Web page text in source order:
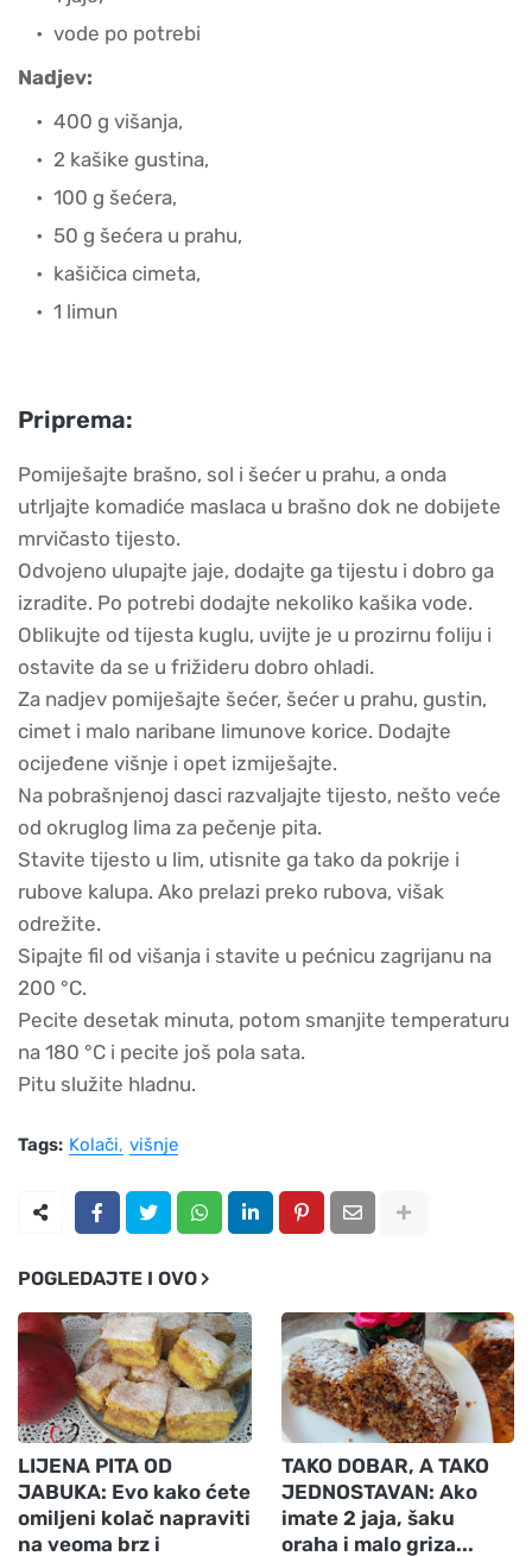
vode po potrebi
Nadjev:
400 g višanja,
2 kašike gustina,
100 g šećera,
50 g šećera u prahu,
kašičica cimeta,
1 limun
Priprema:
Pomiješajte brašno, sol i šećer u prahu, a onda
utrljajte komadiće maslaca u brašno dok ne dobijete
mrvičasto tijesto.
Odvojeno ulupajte jaje, dodajte ga tijestu i dobro ga
izradite. Po potrebi dodajte nekoliko kašika vode.
Oblikujte od tijesta kuglu, uvijte je u prozirnu foliju i
ostavite da se u frižideru dobro ohladi.
Za nadjev pomiješajte šećer, šećer u prahu, gustin,
cimet i malo naribane limunove korice. Dodajte
ocijeđene višnje i opet izmiješajte.
Na pobrašnjenoj dasci razvaljajte tijesto, nešto veće
od okruglog lima za pečenje pita.
Stavite tijesto u lim, utisnite ga tako da pokrije i
rubove kalupa. Ako prelazi preko rubova, višak
odrežite.
Sipajte fil od višanja i stavite u pećnicu zagrijanu na
200 °C.
Pecite desetak minuta, potom smanjite temperaturu
na 180 °C i pecite još pola sata.
Pitu služite hladnu.
Tags: Kolači višnje
POGLEDAJTE I OVO
LIJENA PITA OD
JABUKA: Evo kako ćete
omiljeni kolač napraviti
na veoma brz i
TAKO DOBAR, A TAKO
JEDNOSTAVAN: Ako
imate 2 jaja, šaku
oraha i malo griza...